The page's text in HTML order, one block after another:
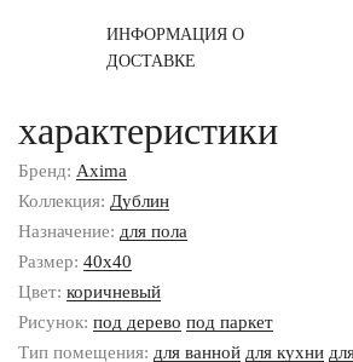
ИНФОРМАЦИЯ О
ДОСТАВКЕ
характеристики
Бренд: Axima
Коллекция: Дублин
Назначение: для пола
Размер: 40x40
Цвет: коричневый
Рисунок: под дерево под паркет
Тип помещения: для ванной для кухни